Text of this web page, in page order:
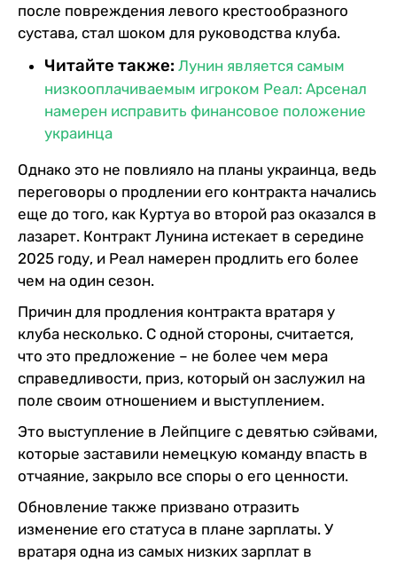
после повреждения левого крестообразного
сустава, стал шоком для руководства клуба.
Читайте также: Лунин является самым
низкооплачиваемым игроком Реал: Арсенал
намерен исправить финансовое положение
украинца
Однако это не повлияло на планы украинца, ведь
переговоры о продлении его контракта начались
еще до того, как Куртуа во второй раз оказался в
лазарет. Контракт Лунина истекает в середине
2025 году, и Реал намерен продлить его более
чем на один сезон.
Причин для продления контракта вратаря у
клуба несколько. С одной стороны, считается,
что это предложение – не более чем мера
справедливости, приз, который он заслужил на
поле своим отношением и выступлением.
Это выступление в Лейпциге с девятью сэйвами,
которые заставили немецкую команду впасть в
отчаяние, закрыло все споры о его ценности.
Обновление также призвано отразить
изменение его статуса в плане зарплаты. У
вратаря одна из самых низких зарплат в